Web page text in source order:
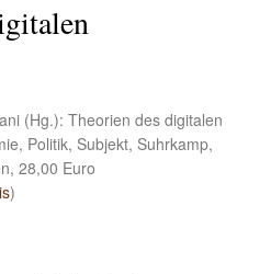
(Hg.): Theorien des digitalen
Politik, Subjekt, Suhrkamp,
28,00 Euro
)